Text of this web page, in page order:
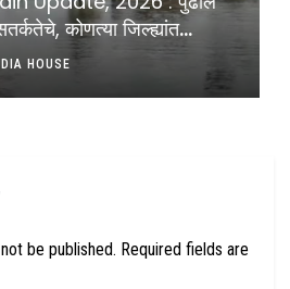
कोणत्या जिल्ह्यांत
विभागांसाठी जाहीर केलाय
Rai Update Red
HOUSE
be published. Required fields are